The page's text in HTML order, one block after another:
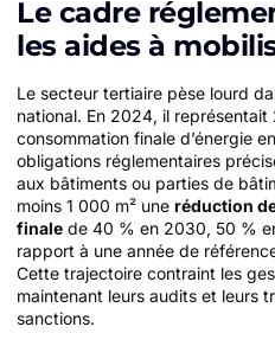
Le cadre
les aides à
Le secteur tertiaire pèse lourd
national. En 2024, il représentait
consommation finale d’énergie
obligations réglementaires
aux bâtiments ou parties de
moins 1 000 m² une réduction
finale de 40 % en 2030, 50 %
rapport à une année de
Cette trajectoire contraint les
maintenant leurs audits et leurs
sanctions.